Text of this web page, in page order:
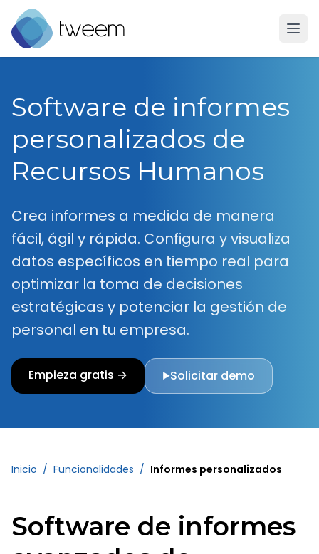
Ir a la página de inicio de Tweem
Software de informes
personalizados de
Recursos Humanos
Crea informes a medida de manera
fácil, ágil y rápida. Configura y visualiza
datos específicos en tiempo real para
optimizar la toma de decisiones
estratégicas y potenciar la gestión de
personal en tu empresa.
Empieza gratis → ▶Solicitar demo
Inicio / Funcionalidades / Informes personalizados
Software de informes